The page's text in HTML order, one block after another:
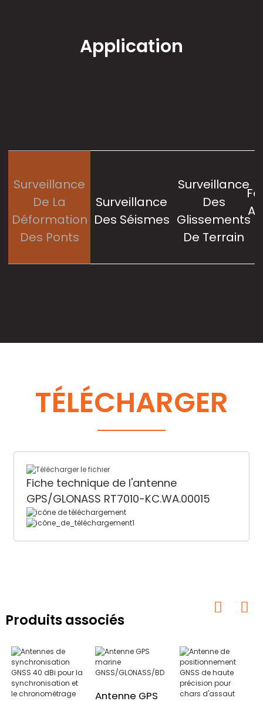
Application
Surveillance
De La
Déformation
Des Ponts
Surveillance
Des Séismes
Surveillance
Des
Glissements
De Terrain
TÉLÉCHARGER
Fiche technique de l'antenne
GPS/GLONASS RT7010-KC.WA.00015
Produits associés
Antenne GPS